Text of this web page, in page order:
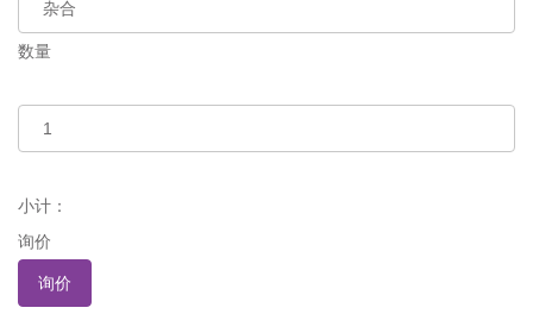
数量
小计：
询价
询价